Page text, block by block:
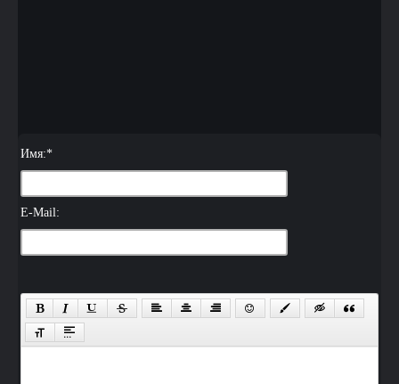
Имя:*
E-Mail: